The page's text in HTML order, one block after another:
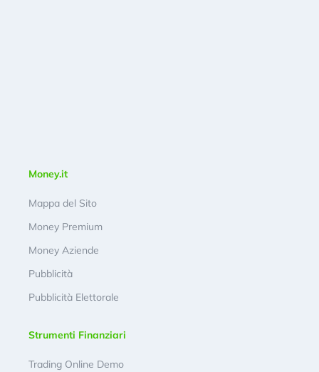
Money.it
Mappa del Sito
Money Premium
Money Aziende
Pubblicità
Pubblicità Elettorale
Strumenti Finanziari
Trading Online Demo